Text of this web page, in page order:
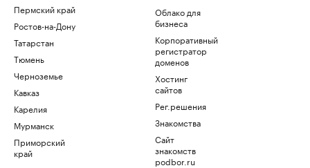
Пермский край
Ростов-на-Дону
Татарстан
Тюмень
Черноземье
Кавказ
Карелия
Мурманск
Приморский
край
Облако для
бизнеса
Корпоративный
регистратор
доменов
Хостинг
сайтов
Рег.решения
Знакомства
Сайт
знакомств
podbor.ru